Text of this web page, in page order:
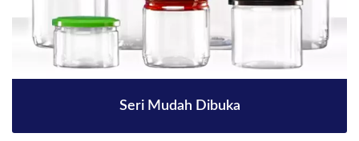
Seri Mudah Dibuka